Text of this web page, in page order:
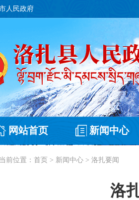
人民政府
网站首页 新闻中心
当前位置： 首页 > 新闻中心 > 洛扎要闻
洛